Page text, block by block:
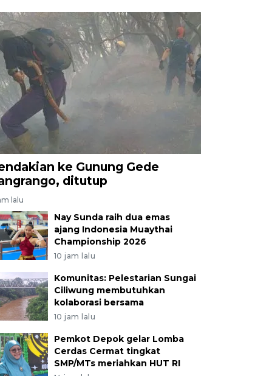
ke Gunung Gede
ditutup
lalu
Nay Sunda raih dua emas
ajang Indonesia Muaythai
Championship 2026
10 jam lalu
Komunitas: Pelestarian Sungai
Ciliwung membutuhkan
kolaborasi bersama
10 jam lalu
Pemkot Depok gelar Lomba
Cerdas Cermat tingkat
SMP/MTs meriahkan HUT RI